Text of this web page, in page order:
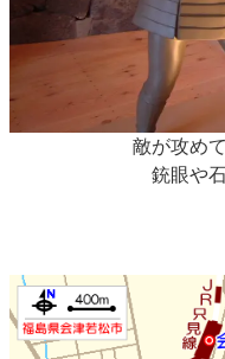
敵が攻め
銃眼や